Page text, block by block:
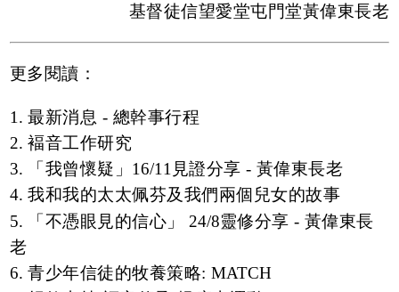
基督徒信望愛堂屯門堂黃偉東長老
更多閱讀：
1. 最新消息 - 總幹事行程
2. 褔音工作研究
3. 「我曾懷疑」16/11見證分享 - 黃偉東長老
4. 我和我的太太佩芬及我們兩個兒女的故事
5. 「不憑眼見的信心」 24/8靈修分享 - 黃偉東長
老
6. 青少年信徒的牧養策略: MATCH